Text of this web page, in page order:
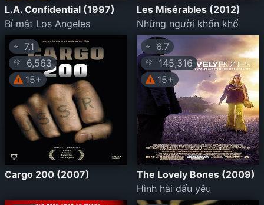
L.A. Confidential (1997)
Bí mật Los Angeles
Les Misérables (2012)
Những người khốn khổ
⭐ 7.1
💛
6,563
15+
Cargo 200 (2007)
⭐ 6.7
💛
145,316
15+
The Lovely Bones (2009)
Hình hài dấu yêu